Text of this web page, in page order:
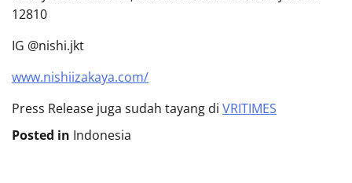
12810
IG @nishi.jkt
www.nishiizakaya.com/
Press Release juga sudah tayang di VRITIMES
Posted in Indonesia